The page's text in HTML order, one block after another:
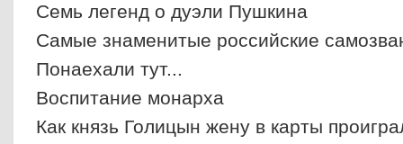
Семь легенд о дуэли Пушкина
Самые знаменитые российские
Понаехали тут...
Воспитание монарха
Как князь Голицын жену в карты